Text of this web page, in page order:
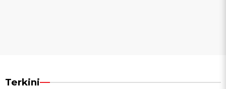
Terkini